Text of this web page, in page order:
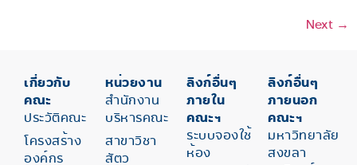
Next →
เกี่ยวกับ
คณะ
ประวัติคณะ
โครงสร้าง
องค์กร
หน่วยงาน
สำนักงาน
บริหารคณะ
สาขาวิชา
สัตว
ลิงก์อื่นๆ
ภายใน
คณะฯ
ระบบจองใช้
ห้อง
ลิงก์อื่นๆ
ภายนอก
คณะฯ
มหาวิทยาลัย
สงขลา